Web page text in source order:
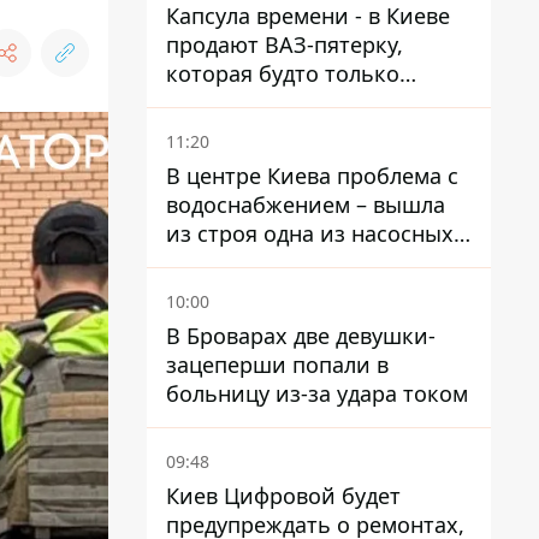
Капсула времени - в Киеве
продают ВАЗ-пятерку,
которая будто только
сошла с конвейера
11:20
В центре Киева проблема с
водоснабжением – вышла
из строя одна из насосных
станций
10:00
В Броварах две девушки-
зацеперши попали в
больницу из-за удара током
09:48
Киев Цифровой будет
предупреждать о ремонтах,